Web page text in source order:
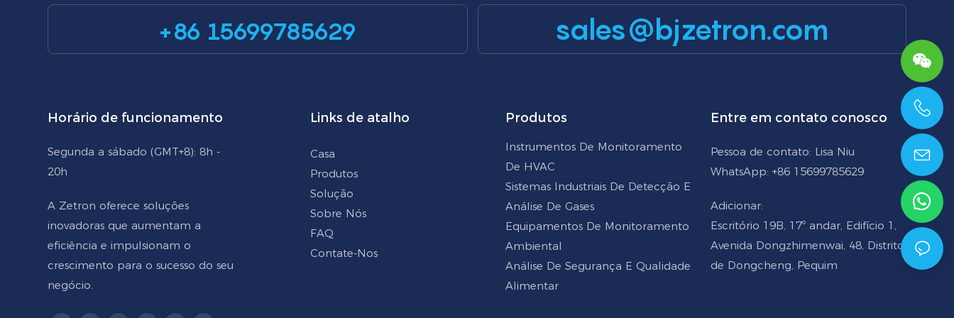
+86 15699785629 sales@bjzetron.com
Horário de funcionamento
Segunda a sábado (GMT+8): 8h -
20h
A Zetron oferece soluções
inovadoras que aumentam a
eficiência e impulsionam o
crescimento para o sucesso do seu
negócio.
Links de atalho
Casa
Produtos
Solução
Sobre Nós
FAQ
Contate-Nos
Produtos
Instrumentos De Monitoramento
De HVAC
Sistemas Industriais De Detecção E
Análise De Gases
Equipamentos De Monitoramento
Ambiental
Análise De Segurança E Qualidade
Alimentar
Entre em contato conosco
Pessoa de contato: Lisa Niu
WhatsApp: +86 15699785629
Adicionar:
Escritório 19B, 17º andar, Edifício 1,
Avenida Dongzhimenwai, 48, Distrito
de Dongcheng, Pequim